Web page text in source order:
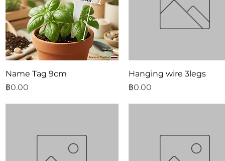
ดูข้อมูลด่วน
Name Tag 9cm
ราคา
฿0.00
ดูข้อมูลด่วน
Hanging wire 3legs
ราคา
฿0.00